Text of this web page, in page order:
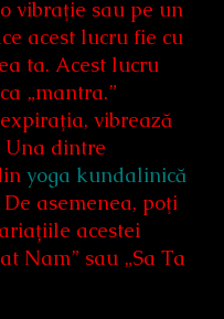
vibraţie sau pe un
acest lucru fie cu
ta. Acest lucru
„mantra.”
vibrează
Una dintre
yoga kundalinică
asemenea, poţi
acestei
Nam” sau „Sa Ta